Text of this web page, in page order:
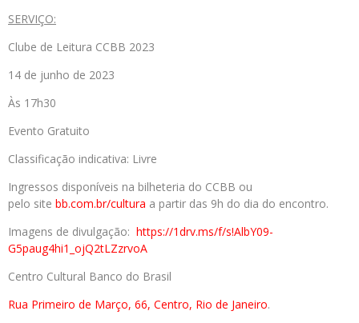
SERVIÇO:
Clube de Leitura CCBB 2023
14 de junho de 2023
Às 17h30
Evento Gratuito
Classificação indicativa: Livre
Ingressos disponíveis na bilheteria do CCBB ou
pelo site bb.com.br/cultura a partir das 9h do dia do encontro.
Imagens de divulgação: https://1drv.ms/f/s!AlbY09-
G5paug4hi1_ojQ2tLZzrvoA
Centro Cultural Banco do Brasil
Rua Primeiro de Março, 66, Centro, Rio de Janeiro.